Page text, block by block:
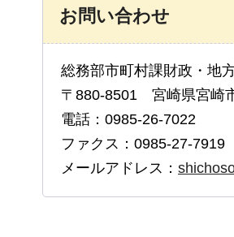
お問い合わせ
総務部市町村課財政・地
〒880-8501 宮崎県宮崎
電話：0985-26-7022
ファクス：0985-27-7919
メールアドレス：